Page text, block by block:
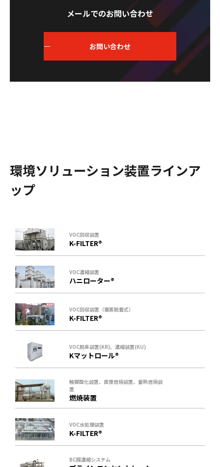
メールでのお問い合わせ
お問い合わせ
環境ソリューション装置ラインア
ップ
VOC回収装置
K-FILTER®
VOC濃縮装置
ハニローター®
VOC回収装置（窒素脱着式）
K-FILTER®
VOC脱臭装置(KR)、濃縮装置(KU)
Kマットロール®
触媒酸化装置、直接燃焼装置、蓄熱燃焼装
置
燃焼装置
VOC水処理装置
K-FILTER®
BC膜濃縮システム